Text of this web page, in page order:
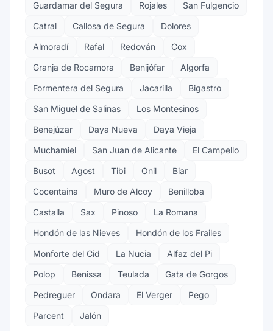
Guardamar del Segura Rojales
San Fulgencio
Catral
Callosa de Segura
Dolores
Almoradí
Rafal Redován
Cox
Granja de Rocamora
Benijófar
Algorfa
Formentera del Segura
Jacarilla
Bigastro
San Miguel de Salinas
Los Montesinos
Benejúzar
Daya Nueva
Daya Vieja
Muchamiel
San Juan de Alicante
El Campello
Busot
Agost Tibi Onil
Biar
Cocentaina
Muro de Alcoy
Benilloba
Castalla
Sax Pinoso
La Romana
Hondón de las Nieves
Hondón de los Frailes
Monforte del Cid
La Nucia
Alfaz del Pi
Polop
Benissa Teulada
Gata de Gorgos
Pedreguer
Ondara El Verger
Pego
Parcent
Jalón